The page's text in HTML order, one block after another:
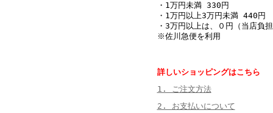
・1万円未満 330円
・1万円以上3万円未満 440円
・3万円以上は、０円（当店負
※佐川急便を利用
詳しいショッピングはこちら
1. ご注文方法
2. お支払いについて